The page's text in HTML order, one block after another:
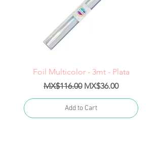
Foil Multicolor - 3mt - Plata
Regular Price
MX$116.00 Sale Price
MX$36.00
Add to Cart